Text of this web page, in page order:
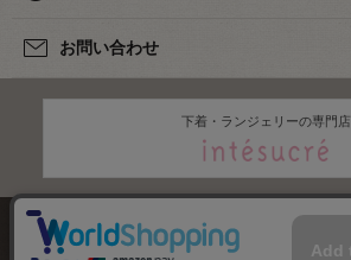
お問い合わせ
下着・ランジェリーの専門店
株式会社オカダヤ